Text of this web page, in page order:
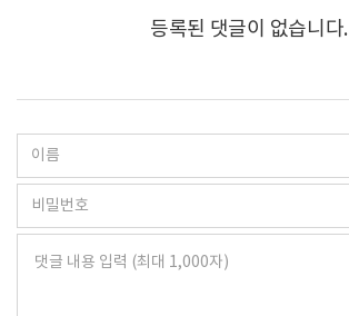
등록된 댓글이 없습니다.